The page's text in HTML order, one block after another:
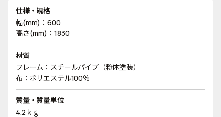
仕様・規格
幅(mm)：600
高さ(mm)：1830
材質
フレーム：スチールパイプ（粉体塗装）
布：ポリエステル100％
質量・質量単位
4.2ｋｇ